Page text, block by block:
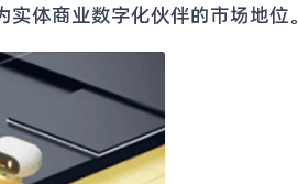
体商业数字化伙伴的市场地位。